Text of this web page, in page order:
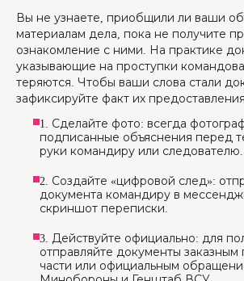
Вы не узнаете, приобщили ли ваши
материалам дела, пока не получите
ознакомление с ними. На практике
указывающие на проступки
теряются. Чтобы ваши слова стали
зафиксируйте факт их
1. Сделайте фото: всегда
подписанные объяснения перед
руки командиру или следователю.
2. Создайте «цифровой след»:
документа командиру в
скриншот переписки.
3. Действуйте официально: для
отправляйте документы
части или официальным